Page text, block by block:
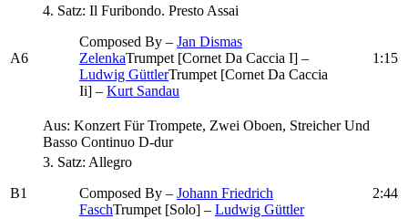
A6
4. Satz: Il Furibondo. Presto Assai
Composed By – Jan Dismas
ZelenkaTrumpet [Cornet Da Caccia I] –
Ludwig GüttlerTrumpet [Cornet Da Caccia
Ii] – Kurt Sandau
1:15
Aus: Konzert Für Trompete, Zwei Oboen, Streicher Und
Basso Continuo D-dur
B1
3. Satz: Allegro
Composed By – Johann Friedrich
FaschTrumpet [Solo] – Ludwig Güttler
2:44